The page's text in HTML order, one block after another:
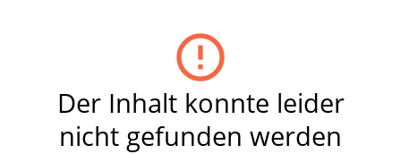
error_outline
Der Inhalt konnte leider
nicht gefunden werden